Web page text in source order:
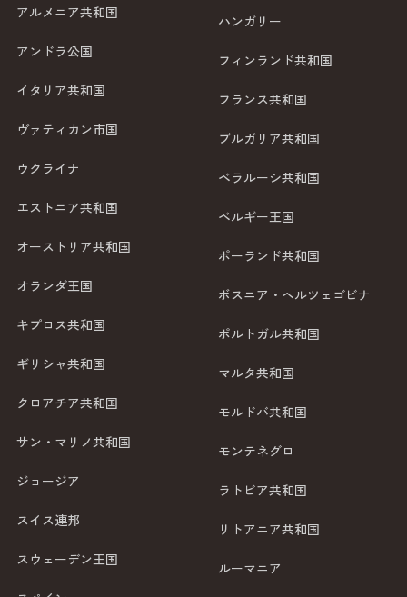
アルメニア共和国
アンドラ公国
イタリア共和国
ヴァティカン市国
ウクライナ
エストニア共和国
オーストリア共和国
オランダ王国
キプロス共和国
ギリシャ共和国
クロアチア共和国
サン・マリノ共和国
ジョージア
スイス連邦
スウェーデン王国
ハンガリー
フィンランド共和国
フランス共和国
ブルガリア共和国
ベラルーシ共和国
ベルギー王国
ポーランド共和国
ボスニア・ヘルツェゴビナ
ポルトガル共和国
マルタ共和国
モルドバ共和国
モンテネグロ
ラトビア共和国
リトアニア共和国
ルーマニア